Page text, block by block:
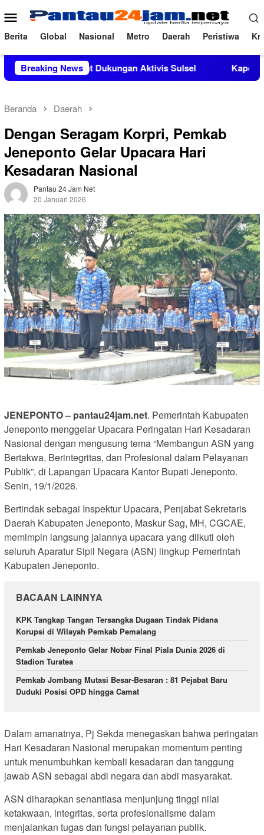
ke
konten
Menu
Mobile
Berita Global Nasional Metro Daerah Peristiwa
Breaking News
Dukungan Aktivis Sulsel Kapolres Polewali
Beranda Daerah
Dengan Seragam Korpri, Pemkab
Jeneponto Gelar Upacara Hari
Kesadaran Nasional
Pantau 24 Jam Net
20 Januari 2026
JENEPONTO – pantau24jam.net. Pemerintah Kabupaten
Jeneponto menggelar Upacara Peringatan Hari Kesadaran
Nasional dengan mengusung tema “Membangun ASN yang
Bertakwa, Berintegritas, dan Profesional dalam Pelayanan
Publik”, di Lapangan Upacara Kantor Bupati Jeneponto.
Senin, 19/1/2026.
Bertindak sebagai Inspektur Upacara, Penjabat Sekretaris
Daerah Kabupaten Jeneponto, Maskur Sag, MH, CGCAE,
memimpin langsung jalannya upacara yang diikuti oleh
seluruh Aparatur Sipil Negara (ASN) lingkup Pemerintah
Kabupaten Jeneponto.
BACAAN LAINNYA
KPK Tangkap Tangan Tersangka Dugaan Tindak Pidana
Korupsi di Wilayah Pemkab Pemalang
Pemkab Jeneponto Gelar Nobar Final Piala Dunia 2026 di
Stadion Turatea
Pemkab Jombang Mutasi Besar-Besaran : 81 Pejabat Baru
Duduki Posisi OPD hingga Camat
Dalam amanatnya, Pj Sekda menegaskan bahwa peringatan
Hari Kesadaran Nasional merupakan momentum penting
untuk menumbuhkan kembali kesadaran dan tanggung
jawab ASN sebagai abdi negara dan abdi masyarakat.
ASN diharapkan senantiasa menjunjung tinggi nilai
ketakwaan, integritas, serta profesionalisme dalam
menjalankan tugas dan fungsi pelayanan publik.